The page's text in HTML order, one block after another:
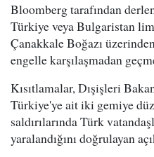
Bloomberg tarafından
Türkiye veya Bulgaristan
Çanakkale Boğazı
engelle karşılaşmadan
Kısıtlamalar, Dışişleri
Türkiye'ye ait iki gemiye
saldırılarında Türk
yaralandığını doğrulayan